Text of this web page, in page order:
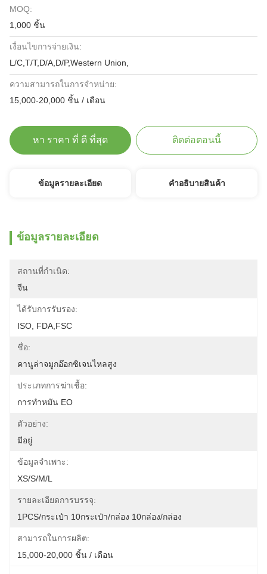
MOQ:
1,000 ชิ้น
เงื่อนไขการจ่ายเงิน:
L/C,T/T,D/A,D/P,Western Union,
ความสามารถในการจําหน่าย:
15,000-20,000 ชิ้น / เดือน
หา ราคา ที่ ดี ที่สุด ติดต่อตอนนี้
ข้อมูลรายละเอียด คําอธิบายสินค้า
ข้อมูลรายละเอียด
สถานที่กำเนิด:
จีน
ได้รับการรับรอง:
ISO, FDA,FSC
ชื่อ:
คานูล่าจมูกอ๊อกซิเจนไหลสูง
ประเภทการฆ่าเชื้อ:
การทำหมัน EO
ตัวอย่าง:
มีอยู่
ข้อมูลจำเพาะ:
XS/S/M/L
รายละเอียดการบรรจุ:
1PCS/กระเป๋า 10กระเป๋า/กล่อง 10กล่อง/กล่อง
สามารถในการผลิต:
15,000-20,000 ชิ้น / เดือน